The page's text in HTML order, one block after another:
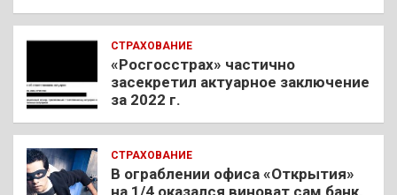
СТРАХОВАНИЕ
«Росгосстрах» частично
засекретил актуарное заключение
за 2022 г.
СТРАХОВАНИЕ
В ограблении офиса «Открытия»